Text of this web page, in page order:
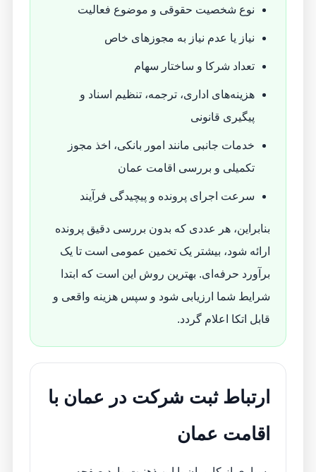
نوع شخصیت حقوقی و موضوع فعالیت
نیاز یا عدم نیاز به مجوزهای خاص
تعداد شرکا و ساختار سهام
هزینه‌های اداری، ترجمه، تنظیم اسناد و
پیگیری قانونی
خدمات جانبی مانند امور بانکی، اخذ مجوز
تکمیلی و بررسی اقامت عمان
سرعت اجرای پرونده و پیچیدگی فرآیند
بنابراین، هر عددی که بدون بررسی دقیق پرونده
ارائه شود، بیشتر یک تخمین عمومی است تا یک
برآورد حرفه‌ای. بهترین روش این است که ابتدا
شرایط شما ارزیابی شود و سپس هزینه واقعی و
قابل اتکا اعلام گردد.
ارتباط ثبت شرکت در عمان با
اقامت عمان